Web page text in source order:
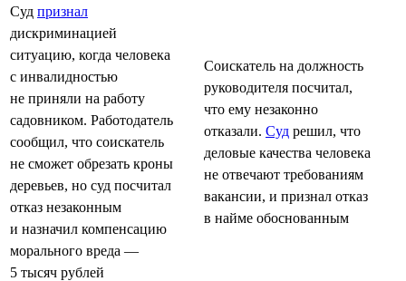
Суд признал
дискриминацией
ситуацию, когда человека
с инвалидностью
не приняли на работу
садовником. Работодатель
сообщил, что соискатель
не сможет обрезать кроны
деревьев, но суд посчитал
отказ незаконным
и назначил компенсацию
морального вреда —
5 тысяч рублей
Соискатель на должность
руководителя посчитал,
что ему незаконно
отказали. Суд решил, что
деловые качества человека
не отвечают требованиям
вакансии, и признал отказ
в найме обоснованным